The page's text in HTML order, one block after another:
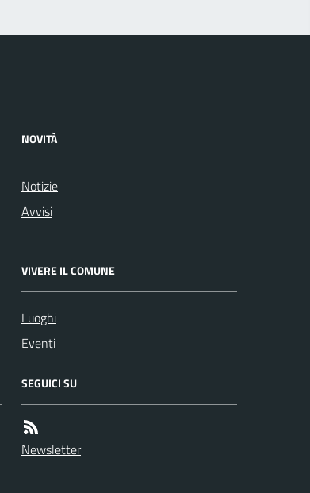
NOVITÀ
Notizie
Avvisi
VIVERE IL COMUNE
Luoghi
Eventi
SEGUICI SU
Newsletter